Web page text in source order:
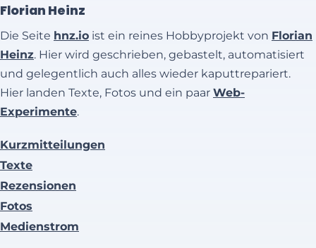
Florian Heinz
Die Seite hnz.io ist ein reines Hobbyprojekt von Florian
Heinz. Hier wird geschrieben, gebastelt, automatisiert
und gelegentlich auch alles wieder kaputtrepariert.
Hier landen Texte, Fotos und ein paar Web-
Experimente.
Kurzmitteilungen
Texte
Rezensionen
Fotos
Medienstrom